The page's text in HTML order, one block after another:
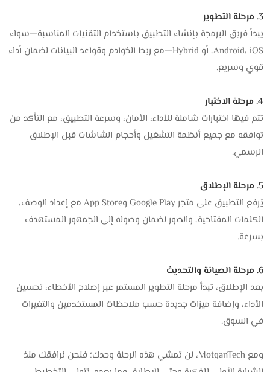
3. مرحلة التطوير
يبدأ فريق البرمجة بإنشاء التطبيق باستخدام التقنيات المناسبة—سواء
Android، iOS، أو Hybrid—مع ربط الخوادم وقواعد البيانات لضمان أداء
قوي وسريع.
4. مرحلة الاختبار
تتم فيها اختبارات شاملة للأداء، الأمان، وسرعة التطبيق، مع التأكد من
توافقه مع جميع أنظمة التشغيل وأحجام الشاشات قبل الإطلاق
الرسمي.
5. مرحلة الإطلاق
يُرفع التطبيق على متجر Google Play وApp Store مع إعداد الوصف،
الكلمات المفتاحية، والصور لضمان وصوله إلى الجمهور المستهدف
بسرعة.
6. مرحلة الصيانة والتحديث
بعد الإطلاق، تبدأ مرحلة التطوير المستمر عبر إصلاح الأخطاء، تحسين
الأداء، وإضافة ميزات جديدة حسب ملاحظات المستخدمين والتغيرات
في السوق.
ومع MotqanTech، لن تمشي هذه الرحلة وحدك؛ فنحن نرافقك منذ